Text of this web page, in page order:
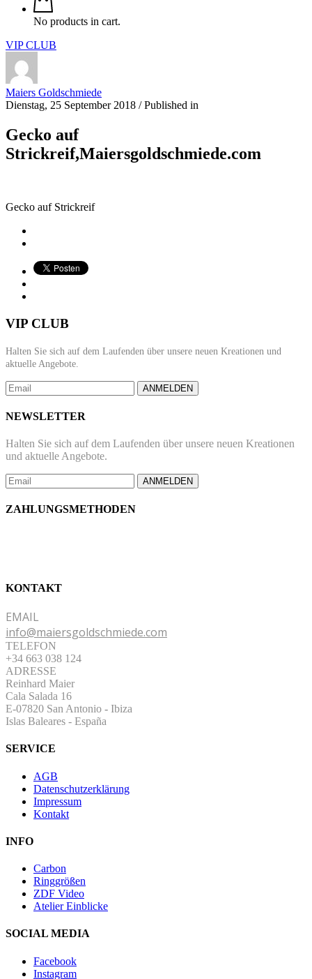
No products in cart.
VIP CLUB
Maiers Goldschmiede
Dienstag, 25 September 2018 /Published in
Gecko auf
Strickreif,Maiersgoldschmiede.com
Gecko auf Strickreif
VIP CLUB
Halten Sie sich auf dem Laufenden über unsere neuen Kreationen und
aktuelle Angebote.
ANMELDEN
NEWSLETTER
Halten Sie sich auf dem Laufenden über unsere neuen Kreationen
und aktuelle Angebote.
ANMELDEN
ZAHLUNGSMETHODEN
KONTAKT
EMAIL
info@maiersgoldschmiede.com
TELEFON
+34 663 038 124
ADRESSE
Reinhard Maier
Cala Salada 16
E-07820 San Antonio - Ibiza
Islas Baleares - España
SERVICE
AGB
Datenschutzerklärung
Impressum
Kontakt
INFO
Carbon
Ringgrößen
ZDF Video
Atelier Einblicke
SOCIAL MEDIA
Facebook
Instagram